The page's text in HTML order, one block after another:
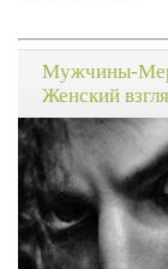
Мужчины-
Женский